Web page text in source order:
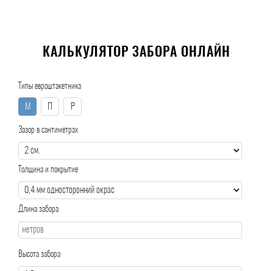
КАЛЬКУЛЯТОР ЗАБОРА ОНЛАЙН
Типы евроштакетника
М Р
Зазор в сантиметрах
Толщина и покрытие
Длина забора
Высота забора